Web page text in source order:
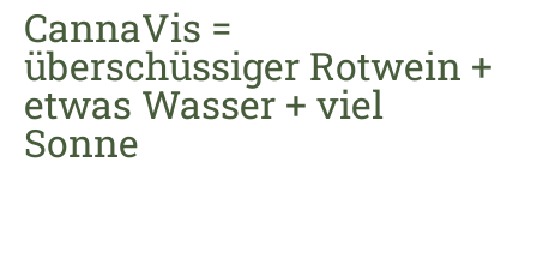
CannaVis =
überschüssiger Rotwein +
etwas Wasser + viel
Sonne